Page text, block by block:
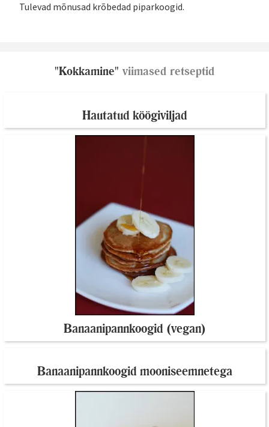
Tulevad mõnusad krõbedad piparkoogid.
"Kokkamine" viimased retseptid
Hautatud köögiviljad
Banaanipannkoogid (vegan)
Banaanipannkoogid mooniseemnetega